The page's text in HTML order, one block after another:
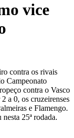
vice
contra os rivais
Campeonato
contra o Vasco
a 0, os cruzeirenses
e Flamengo.
25ª rodada.